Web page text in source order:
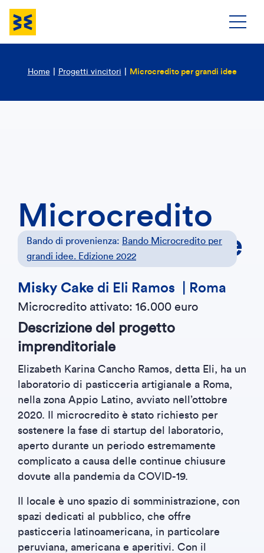
Home Progetti vincitori Microcredito per grandi idee
Microcredito
per grandi idee
Bando di provenienza: Bando Microcredito per
grandi idee. Edizione 2022
Misky Cake di Eli Ramos | Roma
Microcredito attivato: 16.000 euro
Descrizione del progetto
imprenditoriale
Elizabeth Karina Cancho Ramos, detta Eli, ha un
laboratorio di pasticceria artigianale a Roma,
nella zona Appio Latino, avviato nell’ottobre
2020. Il microcredito è stato richiesto per
sostenere la fase di startup del laboratorio,
aperto durante un periodo estremamente
complicato a causa delle continue chiusure
dovute alla pandemia da COVID-19.
Il locale è uno spazio di somministrazione, con
spazi dedicati al pubblico, che offre
pasticceria latinoamericana, in particolare
peruviana, americana e aperitivi. Con il